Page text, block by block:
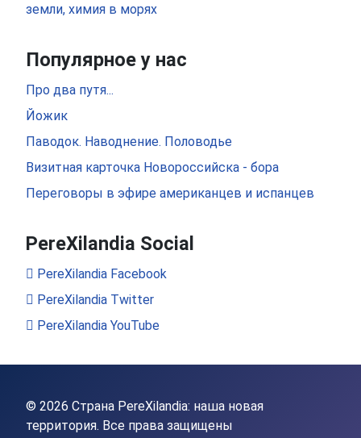
земли, химия в морях
Популярное у нас
Про два путя...
Йожик
Паводок. Наводнение. Половодье
Визитная карточка Новороссийска - бора
Переговоры в эфире американцев и испанцев
PereXilandia Social
PereXilandia Facebook
PereXilandia Twitter
PereXilandia YouTube
© 2026 Страна PereXilandia: наша новая
территория. Все права защищены